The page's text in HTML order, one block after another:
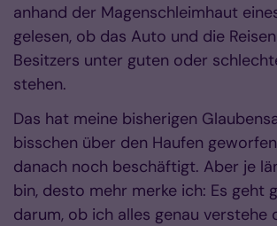
anhand der Magenschleimhaut
gelesen, ob das Auto und die
Besitzers unter guten oder
stehen.
Das hat meine bisherigen
bisschen über den Haufen
danach noch beschäftigt. Aber je
bin, desto mehr merke ich: Es geht
darum, ob ich alles genau verstehe